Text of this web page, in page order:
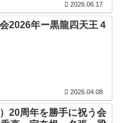
2026.06.17
2026年ー黒龍四天王４
2026.04.08
20周年を勝手に祝う会